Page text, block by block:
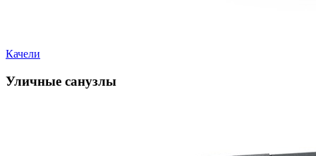
Качели
Уличные санузлы